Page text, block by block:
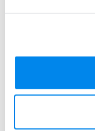
Con gusto lo